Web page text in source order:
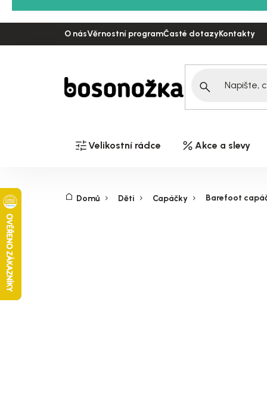
na
O násVěrnostní programČasté dotazyKontakty
Velikostní rádce Akce a slevy
Domů Děti Capáčky Barefoot